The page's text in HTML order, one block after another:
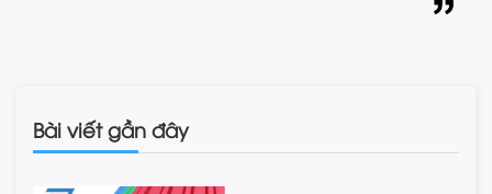
Bài viết gần đây